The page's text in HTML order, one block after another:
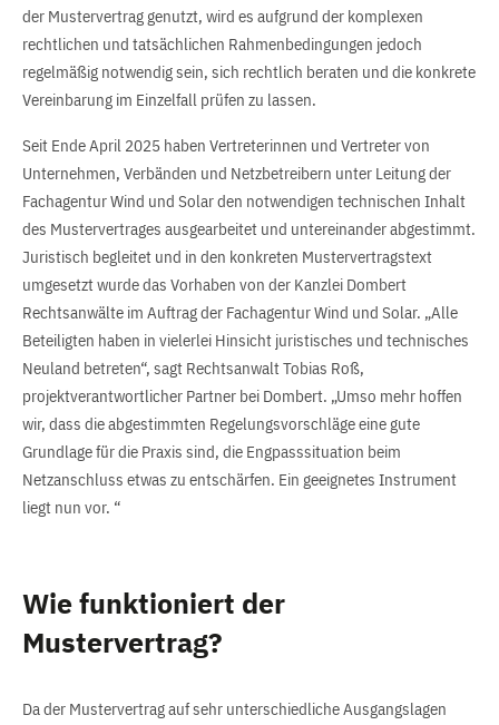
der Mustervertrag genutzt, wird es aufgrund der komplexen
rechtlichen und tatsächlichen Rahmenbedingungen jedoch
regelmäßig notwendig sein, sich rechtlich beraten und die konkrete
Vereinbarung im Einzelfall prüfen zu lassen.
Seit Ende April 2025 haben Vertreterinnen und Vertreter von
Unternehmen, Verbänden und Netzbetreibern unter Leitung der
Fachagentur Wind und Solar den notwendigen technischen Inhalt
des Mustervertrages ausgearbeitet und untereinander abgestimmt.
Juristisch begleitet und in den konkreten Mustervertragstext
umgesetzt wurde das Vorhaben von der Kanzlei Dombert
Rechtsanwälte im Auftrag der Fachagentur Wind und Solar. „Alle
Beteiligten haben in vielerlei Hinsicht juristisches und technisches
Neuland betreten“, sagt Rechtsanwalt Tobias Roß,
projektverantwortlicher Partner bei Dombert. „Umso mehr hoffen
wir, dass die abgestimmten Regelungsvorschläge eine gute
Grundlage für die Praxis sind, die Engpasssituation beim
Netzanschluss etwas zu entschärfen. Ein geeignetes Instrument
liegt nun vor. “
Wie funktioniert der
Mustervertrag?
Da der Mustervertrag auf sehr unterschiedliche Ausgangslagen